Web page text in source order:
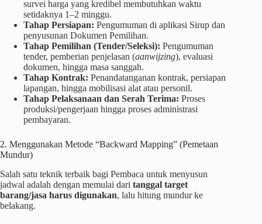
survei harga yang kredibel membutuhkan waktu
setidaknya 1–2 minggu.
Tahap Persiapan: Pengumuman di aplikasi Sirup dan
penyusunan Dokumen Pemilihan.
Tahap Pemilihan (Tender/Seleksi): Pengumuman
tender, pemberian penjelasan (aanwijzing), evaluasi
dokumen, hingga masa sanggah.
Tahap Kontrak: Penandatanganan kontrak, persiapan
lapangan, hingga mobilisasi alat atau personil.
Tahap Pelaksanaan dan Serah Terima: Proses
produksi/pengerjaan hingga proses administrasi
pembayaran.
2. Menggunakan Metode “Backward Mapping” (Pemetaan
Mundur)
Salah satu teknik terbaik bagi Pembaca untuk menyusun
jadwal adalah dengan memulai dari tanggal target
barang/jasa harus digunakan, lalu hitung mundur ke
belakang.